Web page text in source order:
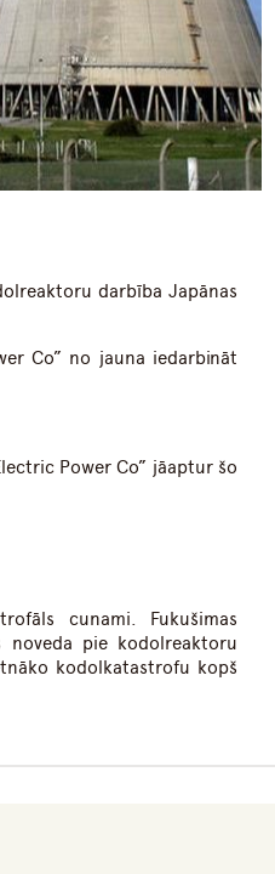
darbība Japānas
Co” no jauna iedarbināt
Power Co” jāaptur šo
cunami. Fukušimas
noveda pie kodolreaktoru
kodolkatastrofu kopš